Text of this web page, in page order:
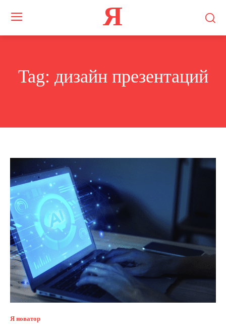
Я
Tag: дизайн презентаций
Я новатор